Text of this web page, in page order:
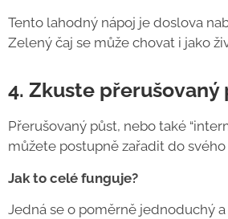
Tento lahodný nápoj je doslova
Zelený čaj se může chovat i jako
4. Zkuste přerušovaný
Přerušovaný půst, nebo také
můžete postupně zařadit do svého
Jak to celé funguje?
Jedná se o poměrně jednoduchý